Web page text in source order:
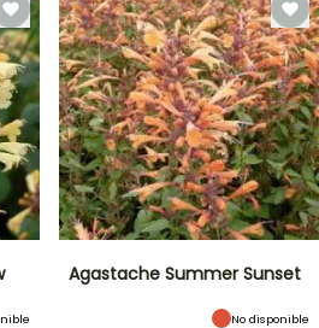
Agastache Summer Sunset
No disponible